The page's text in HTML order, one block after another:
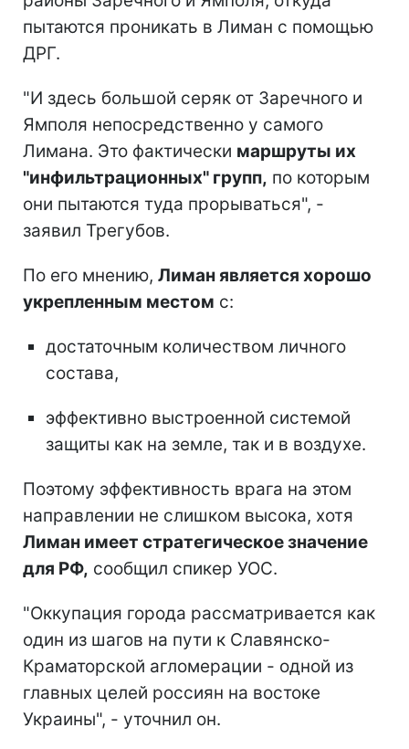
пытаются проникать в Лиман с помощью
ДРГ.
"И здесь большой серяк от Заречного и
Ямполя непосредственно у самого
Лимана. Это фактически маршруты их
"инфильтрационных" групп, по которым
они пытаются туда прорываться", -
заявил Трегубов.
По его мнению, Лиман является хорошо
укрепленным местом с:
достаточным количеством личного
состава,
эффективно выстроенной системой
защиты как на земле, так и в воздухе.
Поэтому эффективность врага на этом
направлении не слишком высока, хотя
Лиман имеет стратегическое значение
для РФ, сообщил спикер УОС.
"Оккупация города рассматривается как
один из шагов на пути к Славянско-
Краматорской агломерации - одной из
главных целей россиян на востоке
Украины", - уточнил он.